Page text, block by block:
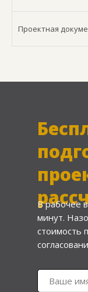
Проектная
В рабочее
минут.
стоимость
Ваше